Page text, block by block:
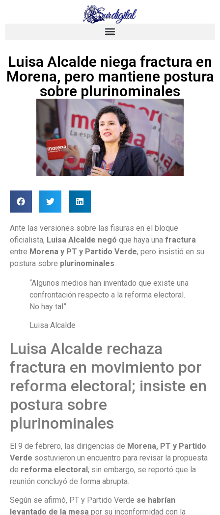
Luisa Alcalde niega fractura en
Morena, pero mantiene postura
sobre plurinominales
Ante las versiones sobre las fisuras en el bloque
oficialista, Luisa Alcalde negó que haya una fractura
entre Morena y PT y Partido Verde, pero insistió en su
postura sobre plurinominales
“Algunos medios han inventado que existe una
confrontación respecto a la reforma electoral.
No hay tal”
Luisa Alcalde
Luisa Alcalde rechaza
fractura en movimiento por
reforma electoral; insiste en
postura sobre
plurinominales
El 9 de febrero, las dirigencias de Morena, PT y Partido
Verde sostuvieron un encuentro para revisar la propuesta
de reforma electoral; sin embargo, se reportó que la
reunión concluyó de forma abrupta.
Según se afirmó, PT y Partido Verde se habrían
levantado de la mesa por su inconformidad con la